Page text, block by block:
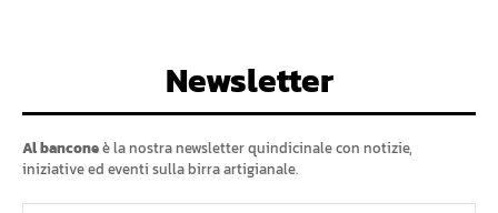
Newsletter
Al banconeè la nostra newsletter quindicinale con notizie,
iniziative ed eventi sulla birra artigianale.